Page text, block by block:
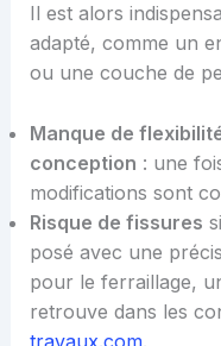
Il est alors
adapté, comme un
ou une couche de
Manque de
conception : une
modifications sont
Risque de fissures
posé avec une
pour le ferraillage,
retrouve dans les
travaux.com.